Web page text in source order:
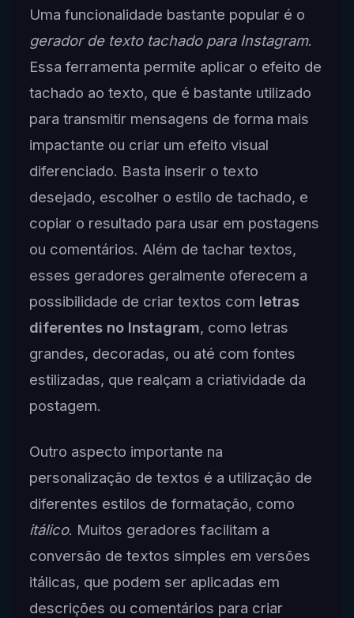
Uma funcionalidade bastante popular é o
gerador de texto tachado para Instagram.
Essa ferramenta permite aplicar o efeito de
tachado ao texto, que é bastante utilizado
para transmitir mensagens de forma mais
impactante ou criar um efeito visual
diferenciado. Basta inserir o texto
desejado, escolher o estilo de tachado, e
copiar o resultado para usar em postagens
ou comentários. Além de tachar textos,
esses geradores geralmente oferecem a
possibilidade de criar textos com letras
diferentes no Instagram, como letras
grandes, decoradas, ou até com fontes
estilizadas, que realçam a criatividade da
postagem.
Outro aspecto importante na
personalização de textos é a utilização de
diferentes estilos de formatação, como
itálico. Muitos geradores facilitam a
conversão de textos simples em versões
itálicas, que podem ser aplicadas em
descrições ou comentários para criar